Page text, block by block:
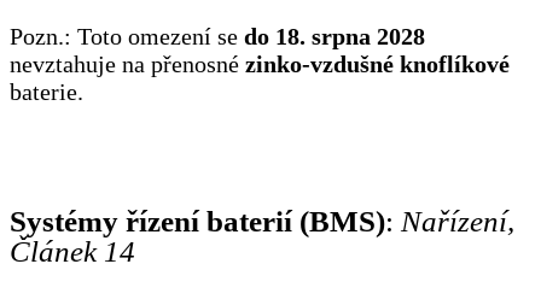
Pozn.: Toto omezení se do 18. srpna 2028
nevztahuje na přenosné zinko-vzdušné knoflíkové
baterie.
Systémy řízení baterií (BMS): Nařízení,
Článek 14